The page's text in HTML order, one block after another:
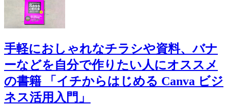
手軽におしゃれなチラシや資料、バナ
ーなどを自分で作りたい人にオススメ
の書籍 「イチからはじめる Canva ビジ
ネス活用入門」